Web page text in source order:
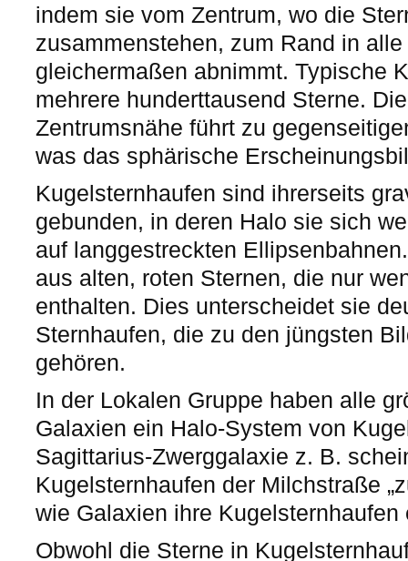
indem sie vom Zentrum, wo die
zusammenstehen, zum Rand in
gleichermaßen abnimmt. Typische
mehrere hunderttausend Sterne.
Zentrumsnähe führt zu
was das sphärische
Kugelsternhaufen sind ihrerseits
gebunden, in deren Halo sie sich
auf langgestreckten
aus alten, roten Sternen, die nur
enthalten. Dies unterscheidet sie
Sternhaufen, die zu den jüngsten
gehören.
In der Lokalen Gruppe haben alle
Galaxien ein Halo-System von
Sagittarius-Zwerggalaxie z. B.
Kugelsternhaufen der Milchstraße
wie Galaxien ihre
Obwohl die Sterne in